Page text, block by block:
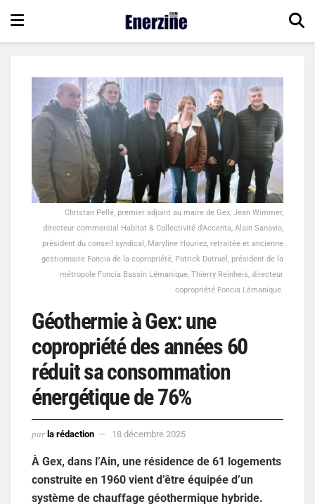
Christan Pellé, premier adjoint au maire de Gex, Jean Wimmer,
directeur commercial Habitat & Collectivité d’Accenta, Alain Sanavio,
président du conseil syndical, Maryline Houriez, retraitée et ancienne
gestionnaire Foncia de la copropriété, Patrick Dutruel, président de la
métropole Foncia Bassin Lémanique, Thierry Reinheis, directeur
copropriété Foncia Lémanique.
Géothermie à Gex: une
copropriété des années 60
réduit sa consommation
énergétique de 76%
par la rédaction 18 décembre 2025
À Gex, dans l’Ain, une résidence de 61 logements
construite en 1960 vient d’être équipée d’un
système de chauffage géothermique hybride.